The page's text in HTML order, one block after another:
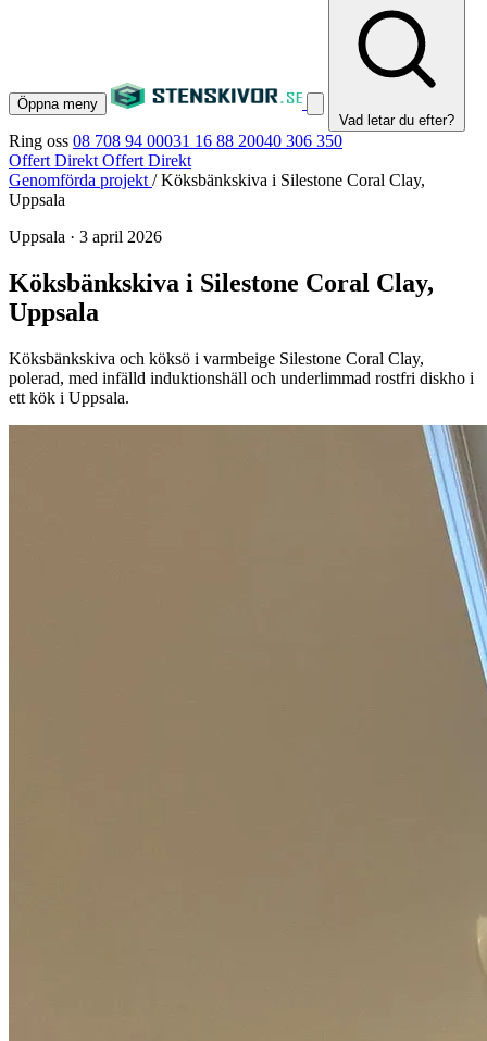
Öppna meny
Vad letar du efter?
Ring oss 08 708 94 00031 16 88 20040 306 350
Offert Direkt Offert Direkt
Genomförda projekt / Köksbänkskiva i Silestone Coral Clay,
Uppsala
Uppsala · 3 april 2026
Köksbänkskiva i Silestone Coral Clay,
Uppsala
Köksbänkskiva och köksö i varmbeige Silestone Coral Clay,
polerad, med infälld induktionshäll och underlimmad rostfri diskho i
ett kök i Uppsala.